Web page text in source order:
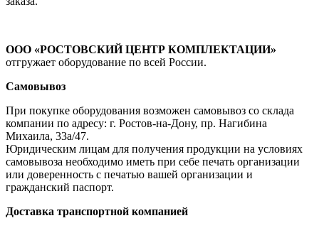
ООО «РОСТОВСКИЙ ЦЕНТР КОМПЛЕКТАЦИИ»
отгружает оборудование по всей России.
Самовывоз
При покупке оборудования возможен самовывоз со склада
компании по адресу: г. Ростов-на-Дону, пр. Нагибина
Михаила, 33а/47.
Юридическим лицам для получения продукции на условиях
самовывоза необходимо иметь при себе печать организации
или доверенность с печатью вашей организации и
гражданский паспорт.
Доставка транспортной компанией